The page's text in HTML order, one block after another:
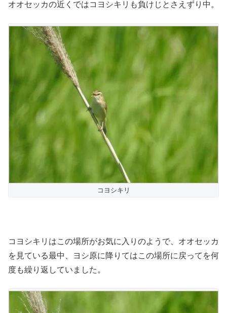
オオセッカの近くではコヨシキリも負けじとさえずり中。
コヨシキリ
コヨシキリはこの場所がお気に入りのようで、オオセッカ
を見ている最中、ヨシ原に降りてはこの場所に戻ってを何
度も繰り返していました。